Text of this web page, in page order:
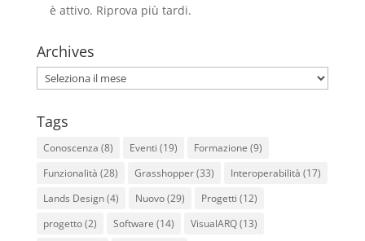
è attivo. Riprova più tardi.
Archives
Archives
Tags
Conoscenza (8) Eventi (19) Formazione (9)
Funzionalità (28) Grasshopper(33) Interoperabilità (17)
Lands Design(4) Nuovo(29) Progetti (12)
progetto(2) Software (14) VisualARQ(13)